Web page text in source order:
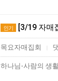
인기 [3/19 자매
목요자매집회
하나님-사람의 생